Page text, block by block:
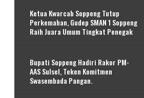
Ketua Kwarcab Soppeng Tutup
Perkemahan, Gudep SMAN 1 Soppeng
Raih Juara Umum Tingkat Penegak
Bupati Soppeng Hadiri Rakor PM-
AAS Sulsel, Teken Komitmen
Swasembada Pangan.